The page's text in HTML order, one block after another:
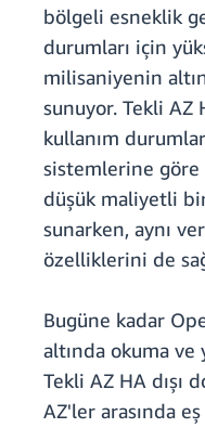
bölgeli esneklik
durumları için
milisaniyenin
sunuyor. Tekli AZ
kullanım
sistemlerine göre
düşük maliyetli
sunarken, aynı
özelliklerini de
Bugüne kadar
altında okuma ve
Tekli AZ HA dışı
AZ'ler arasında